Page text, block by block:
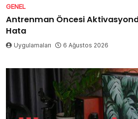
GENEL
Antrenman Öncesi
Hata
Uygulamaları 6 Ağustos 2026